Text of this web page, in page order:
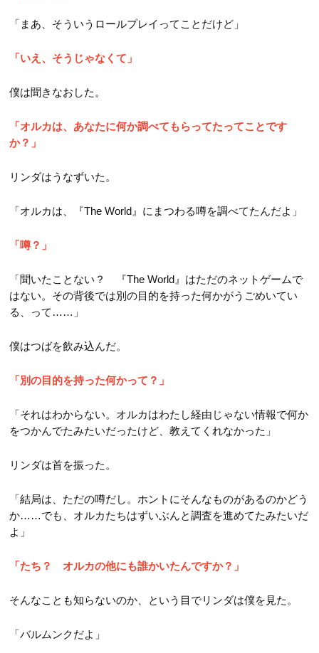
「まあ、そういうロールプレイってことだけど」
「いえ、そうじゃなくて」
僕は聞きなおした。
「オルカは、あなたに何か調べてもらってたってことです
か？」
リンダはうなずいた。
「オルカは、『The World』にまつわる噂を調べてたんだよ」
「噂？」
「聞いたことない？ 『The World』はただのネットゲームで
はない。その背後では別の目的を持った何かがうごめいてい
る、って……」
僕はつばを飲み込んだ。
「別の目的を持った何かって？」
「それはわからない。オルカはわたし経由じゃない情報で何か
をつかんでたみたいだったけど、教えてくれなかった」
リンダは首を振った。
「結局は、ただの噂だし。ホントにそんなものがあるのかどう
か……でも、オルカたちはずいぶんと調査を進めてたみたいだ
よ」
「たち？ オルカの他にも誰かいたんですか？」
そんなことも知らないのか、という目でリンダは僕を見た。
「バルムンクだよ」